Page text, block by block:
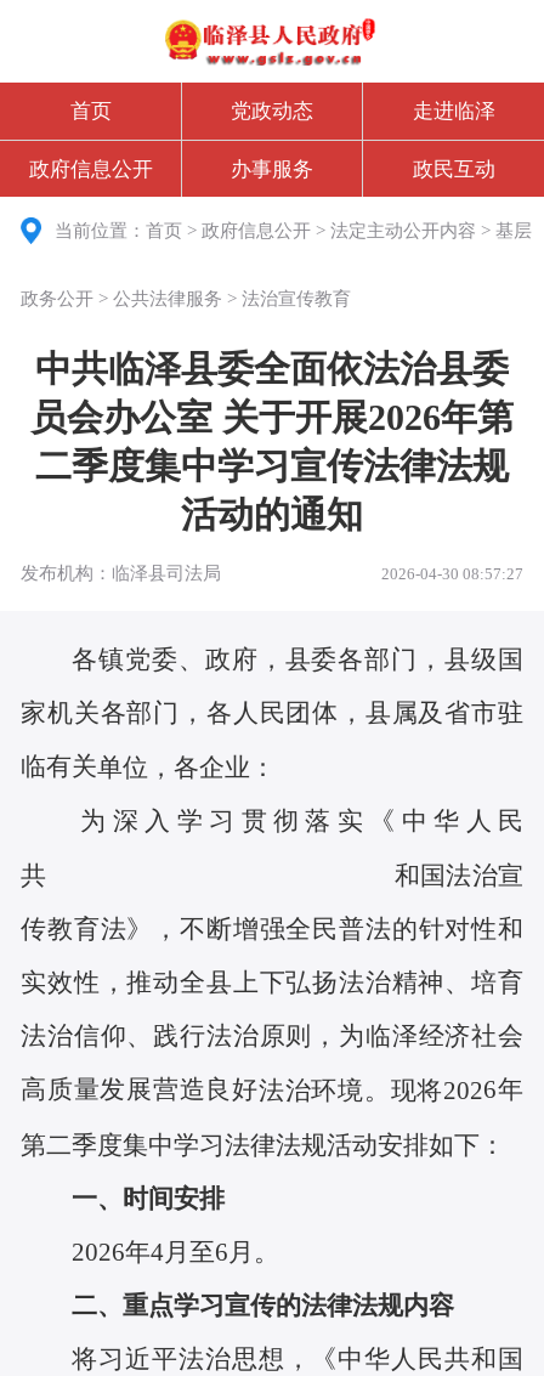
首页 党政动态 走进临泽
政府信息公开 办事服务 政民互动
当前位置：首页 >政府信息公开 >法定主动公开内容 >基层
政务公开 >公共法律服务 >法治宣传教育
中共临泽县委全面依法治县委
员会办公室 关于开展2026年第
二季度集中学习宣传法律法规
活动的通知
发布机构：临泽县司法局 2026-04-30 08:57:27
各镇党委、政府，县委各部门，县级国
家机关各部门，各人民团体， 县属及省市驻
临有关单位 ，各企业：
为 深入学习贯彻落实《中华人民
共 和国法治宣
传教育法》
，不断增强全民普法的针对性和
实效性，推动全县上下弘扬法治精神、培育
法治信仰、践行法治原则， 为临泽经济社会
高质量发展营造良好法治环境。现将2026年
第二季度集中学习法律法规活动安排如下：
一、 时间安排
2026年4月至6月 。
二、重点学习宣传的法律法规内容
将习近平法治思想，《中华人民共和国